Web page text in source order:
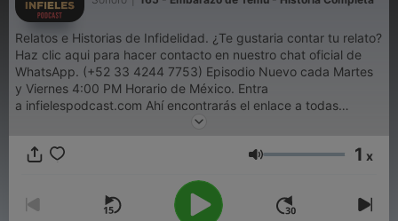
Relatos e Historias de Infidelidad. ¿Te gustaria contar tu relato?
Haz clic aqui para hacer contacto en nuestro chat oficial de
WhatsApp. (+52 33 4244 7753) Episodio Nuevo cada Martes
y Viernes 4:00 PM Horario de México. Entra
a infielespodcast.com Ahí encontrarás el enlace a todas
nuestras redes sociales y también a nuestro chat oficial en
Volumen 1 x